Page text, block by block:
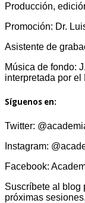
Producción,
Promoción: Dr.
Asistente de
Música de fondo:
interpretada por el
Síguenos en:
Twitter:
Instagram:
Facebook:
Suscríbete al blog
próximas sesiones.